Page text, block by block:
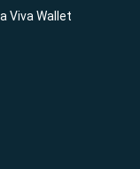
Viva Wallet